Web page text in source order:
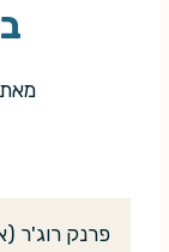
פרנק רוג'ר